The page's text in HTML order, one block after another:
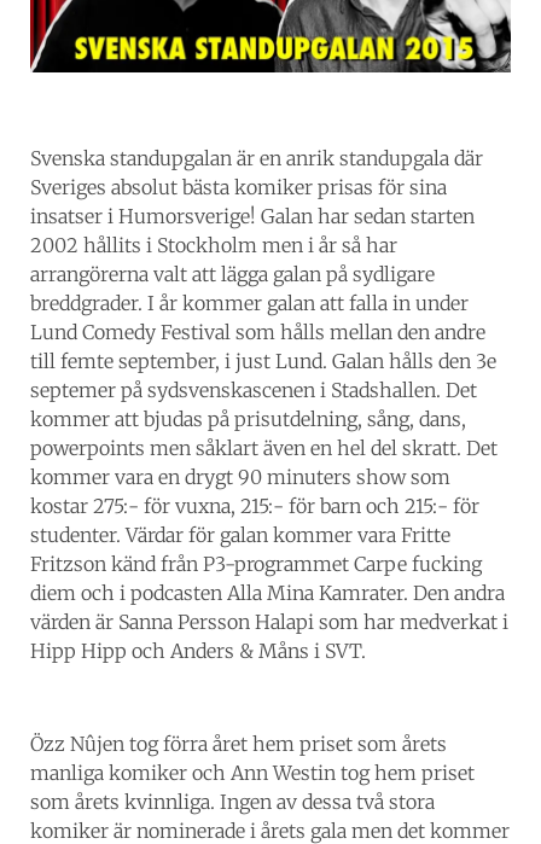
Svenska standupgalan är en anrik standupgala där
Sveriges absolut bästa komiker prisas för sina
insatser i Humorsverige! Galan har sedan starten
2002 hållits i Stockholm men i år så har
arrangörerna valt att lägga galan på sydligare
breddgrader. I år kommer galan att falla in under
Lund Comedy Festival som hålls mellan den andre
till femte september, i just Lund. Galan hålls den 3e
septemer på sydsvenskascenen i Stadshallen. Det
kommer att bjudas på prisutdelning, sång, dans,
powerpoints men såklart även en hel del skratt. Det
kommer vara en drygt 90 minuters show som
kostar 275:- för vuxna, 215:- för barn och 215:- för
studenter. Värdar för galan kommer vara Fritte
Fritzson känd från P3-programmet Carpe fucking
diem och i podcasten Alla Mina Kamrater. Den andra
värden är Sanna Persson Halapi som har medverkat i
Hipp Hipp och Anders & Måns i SVT.
Özz Nûjen tog förra året hem priset som årets
manliga komiker och Ann Westin tog hem priset
som årets kvinnliga. Ingen av dessa två stora
komiker är nominerade i årets gala men det kommer